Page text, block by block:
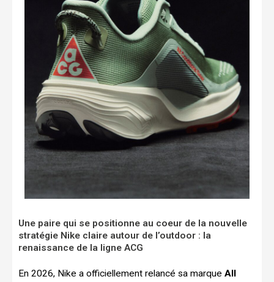
Une paire qui se positionne au coeur de la nouvelle
stratégie Nike claire autour de l’outdoor : la
renaissance de la ligne ACG
En 2026, Nike a officiellement relancé sa marque All